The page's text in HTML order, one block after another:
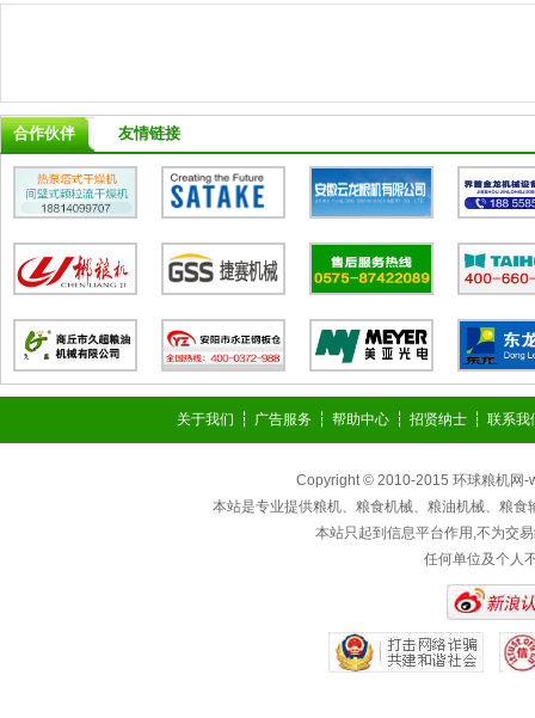
合作伙伴 友情链接
关于我们 ┆ 广告服务 ┆ 帮助中心 ┆ 招贤纳士 ┆ 联系我
Copyright © 2010-2015 环球粮机网-
本站是专业提供粮机、粮食机械、粮油机械、粮
本站只起到信息平台作用,不为交
任何单位及个人